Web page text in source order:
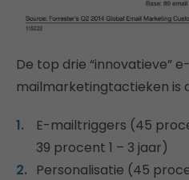
De top drie “innovatieve” e-
mailmarketingtactieken is
E-mailtriggers (45
39 procent 1 – 3 jaar)
Personalisatie (45